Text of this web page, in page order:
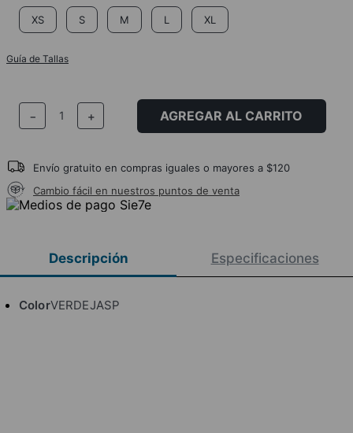
XS S M L XL
Guía de Tallas
＋
－ AGREGAR AL CARRITO
Envío gratuito en compras iguales o mayores a $120
Cambio fácil en nuestros puntos de venta
Descripción Especificaciones
ColorVERDEJASP